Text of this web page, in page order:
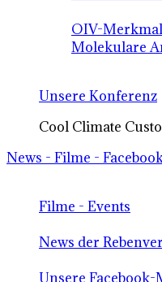
OIV-
Molekulare
Unsere Konferenz
Cool Climate
News - Filme -
Filme - Events
News der
Unsere